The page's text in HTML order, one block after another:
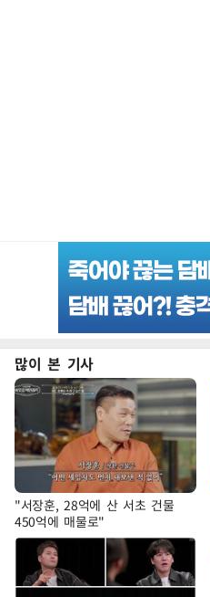
많이 본 기사
"서장훈, 28억에 산 서초 건물
450억에 매물로"